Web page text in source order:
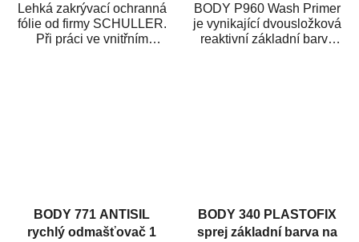
Lehká zakrývací ochranná
fólie od firmy SCHULLER.
Při práci ve vnitřním
BODY P960 Wash Primer
je vynikající dvousložková
reaktivní základní barva
BODY 771 ANTISIL
rychlý odmašťovač 1
BODY 340 PLASTOFIX
sprej základní barva na